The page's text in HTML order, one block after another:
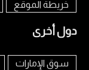
خريطة الموقع
دول أخرى
سوق الإمارات